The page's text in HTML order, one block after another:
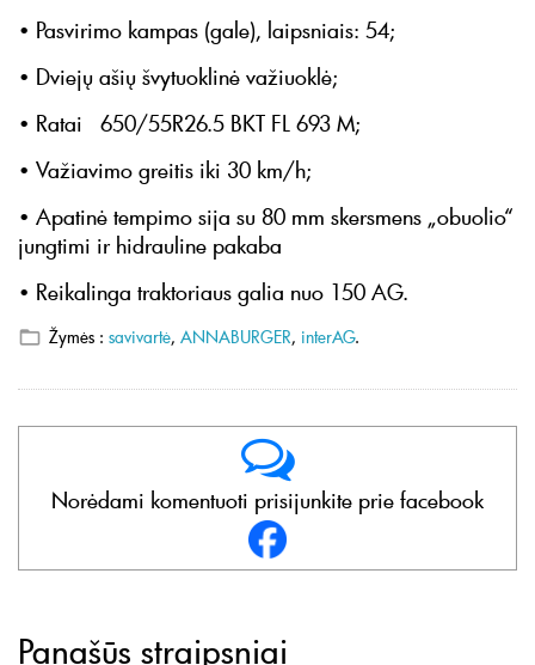
• Pasvirimo kampas (gale), laipsniais: 54;
• Dviejų ašių švytuoklinė važiuoklė;
• Ratai 650/55R26.5 BKT FL 693 M;
• Važiavimo greitis iki 30 km/h;
• Apatinė tempimo sija su 80 mm skersmens „obuolio“
jungtimi ir hidrauline pakaba
• Reikalinga traktoriaus galia nuo 150 AG.
Žymės : savivartė, ANNABURGER, interAG.
Norėdami komentuoti prisijunkite prie facebook
Panašūs straipsniai